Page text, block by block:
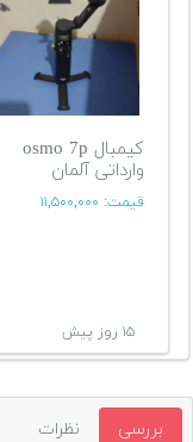
کیمبال osmo 7p
وارداتی آلمان
قیمت: ۱۱,۵۰۰,۰۰۰
۱۵ روز پیش
بررسی نظرات